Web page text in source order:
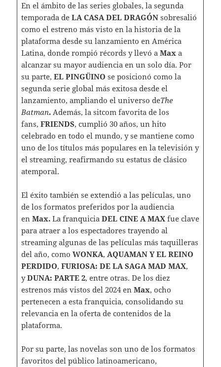
En el ámbito de las series globales, la segunda
temporada de LA CASA DEL DRAGÓN sobresalió
como el estreno más visto en la historia de la
plataforma desde su lanzamiento en América
Latina, donde rompió récords y llevó a Max a
alcanzar su mayor audiencia en un solo día. Por
su parte, EL PINGÜINO se posicionó como la
segunda serie global más exitosa desde el
lanzamiento, ampliando el universo deThe
Batman. Además, la sitcom favorita de los
fans, FRIENDS, cumplió 30 años, un hito
celebrado en todo el mundo, y se mantiene como
uno de los títulos más populares en la televisión y
el streaming, reafirmando su estatus de clásico
atemporal.
El éxito también se extendió a las películas, uno
de los formatos preferidos por la audiencia
enMax.La franquiciaDEL CINE A MAX fue clave
para atraer a los espectadores trayendo al
streaming algunas de las películas más taquilleras
del año, como WONKA, AQUAMAN Y EL REINO
PERDIDO, FURIOSA: DE LA SAGA MAD MAX,
yDUNA: PARTE 2, entre otras. De los diez
estrenos más vistos del 2024 en Max, ocho
pertenecen a esta franquicia, consolidando su
relevancia en la oferta de contenidos de la
plataforma.
Por su parte, las novelas son uno de los formatos
favoritos del público latinoamericano,